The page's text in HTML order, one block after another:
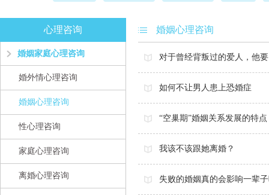
心理咨询
婚姻家庭心理咨询
婚外情心理咨询
婚姻心理咨询
性心理咨询
家庭心理咨询
离婚心理咨询
婚姻心理咨询
对于曾经背叛过的爱人，他
如何不让男人患上恐婚症
“空巢期”婚姻关系发展的特点
我该不该跟她离婚？
失败的婚姻真的会影响一辈